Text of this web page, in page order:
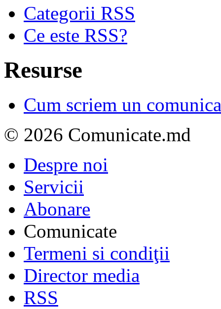
Categorii RSS
Ce este RSS?
Resurse
Cum scriem un
© 2026 Comunicate.md
Despre noi
Servicii
Abonare
Comunicate
Termeni si condiţii
Director media
RSS